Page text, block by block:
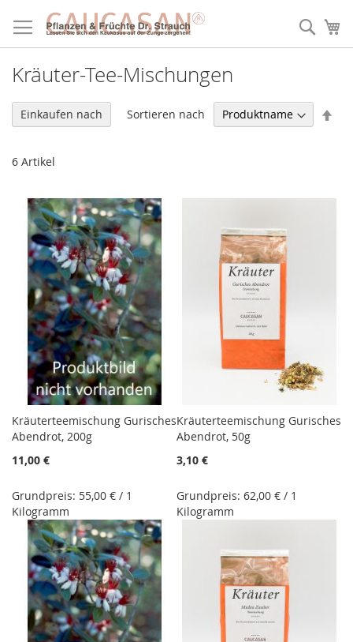
zum
Inhalt
Kräuter-Tee-Mischungen
6 Artikel
Sortieren nach
Kräuterteemischung Gurisches
Abendrot, 200g
11,00 €
Grundpreis: 55,00 € / 1
Kilogramm
Kräuterteemischung Gurisches
Abendrot, 50g
3,10 €
Grundpreis: 62,00 € / 1
Kilogramm
Einkaufen nach